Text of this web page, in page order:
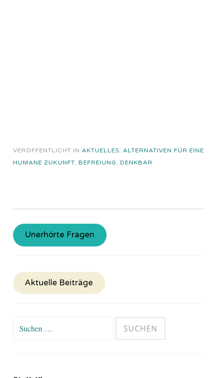
VERÖFFENTLICHT IN AKTUELLES, ALTERNATIVEN FÜR EINE
HUMANE ZUKUNFT, BEFREIUNG, DENKBAR
Unerhörte Fragen
Aktuelle Beiträge
Suchen